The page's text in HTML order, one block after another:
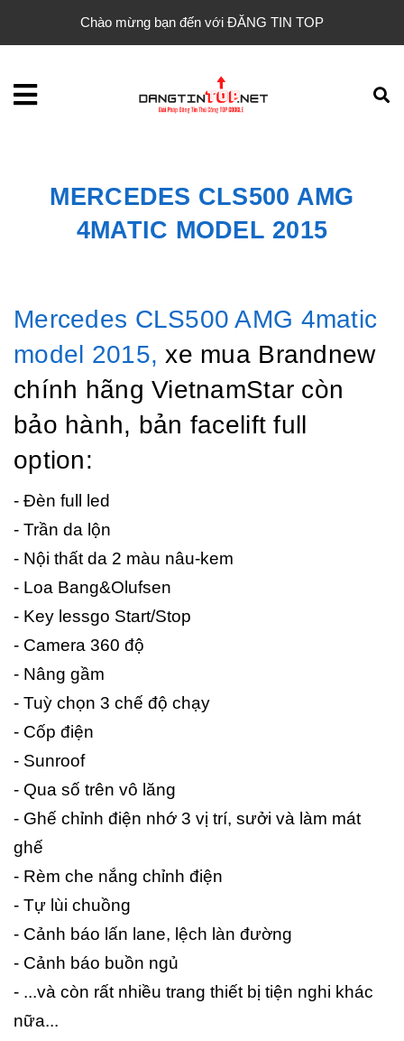
Chào mừng bạn đến với ĐĂNG TIN TOP
MERCEDES CLS500 AMG
4MATIC MODEL 2015
Mercedes CLS500 AMG 4matic
model 2015, xe mua Brandnew
chính hãng VietnamStar còn
bảo hành, bản facelift full
option:
- Đèn full led
- Trần da lộn
- Nội thất da 2 màu nâu-kem
- Loa Bang&Olufsen
- Key lessgo Start/Stop
- Camera 360 độ
- Nâng gầm
- Tuỳ chọn 3 chế độ chạy
- Cốp điện
- Sunroof
- Qua số trên vô lăng
- Ghế chỉnh điện nhớ 3 vị trí, sưởi và làm mát
ghế
- Rèm che nắng chỉnh điện
- Tự lùi chuồng
- Cảnh báo lấn lane, lệch làn đường
- Cảnh báo buồn ngủ
- ...và còn rất nhiều trang thiết bị tiện nghi khác
nữa...